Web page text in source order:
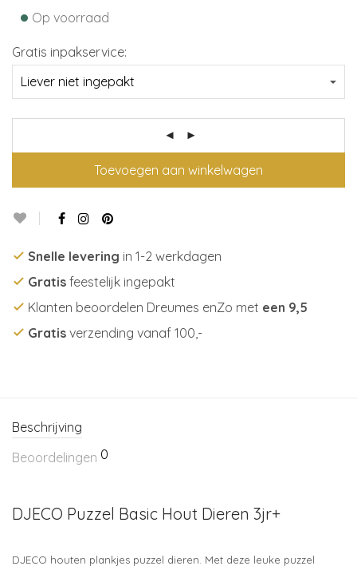
• Op voorraad
Gratis inpakservice:
Toevoegen aan winkelwagen
Snelle levering in 1-2 werkdagen
Gratis feestelijk ingepakt
Klanten beoordelen Dreumes enZo met een 9,5
Gratis verzending vanaf 100,-
Beschrijving
Beoordelingen 0
DJECO Puzzel Basic Hout Dieren 3jr+
DJECO houten plankjes puzzel dieren. Met deze leuke puzzel